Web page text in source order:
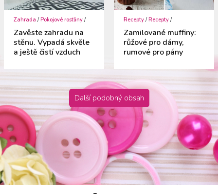
Zahrada /Pokojové rostliny /
Zavěste zahradu na
stěnu. Vypadá skvěle
a ještě čistí vzduch
Recepty /Recepty /
Zamilované muffiny:
růžové pro dámy,
rumové pro pány
Další podobný obsah